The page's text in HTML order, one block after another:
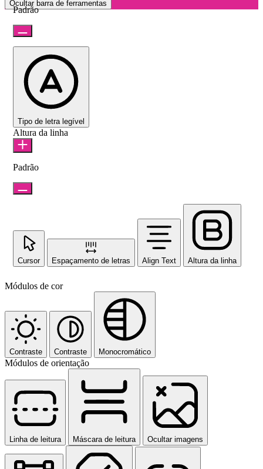
Ocultar barra de ferramentas
Padrão
Tipo de letra legível
Altura da linha
Padrão
Cursor Espaçamento de letras Align Text Altura da linha
Módulos de cor
Contraste Contraste Monocromático
Módulos de orientação
Linha de leitura Máscara de leitura Ocultar imagens